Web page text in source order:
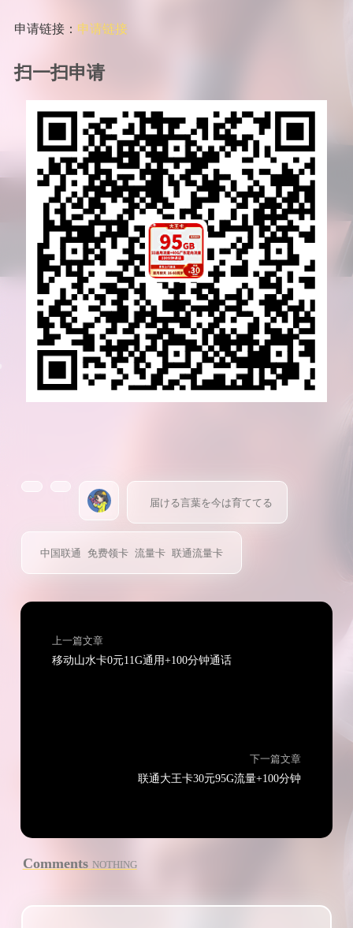
申请链接： 申请链接
扫一扫申请
届ける言葉を今は育ててる
中国联通 免费领卡 流量卡 联通流量卡
上一篇文章
移动山水卡0元11G通用+100分钟通话
下一篇文章
联通大王卡30元95G流量+100分钟
Comments NOTHING